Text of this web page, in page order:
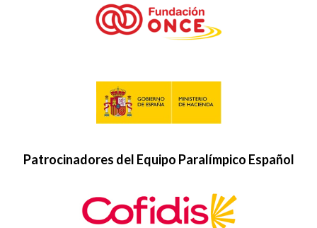
Patrocinadores del Equipo Paralímpico Español